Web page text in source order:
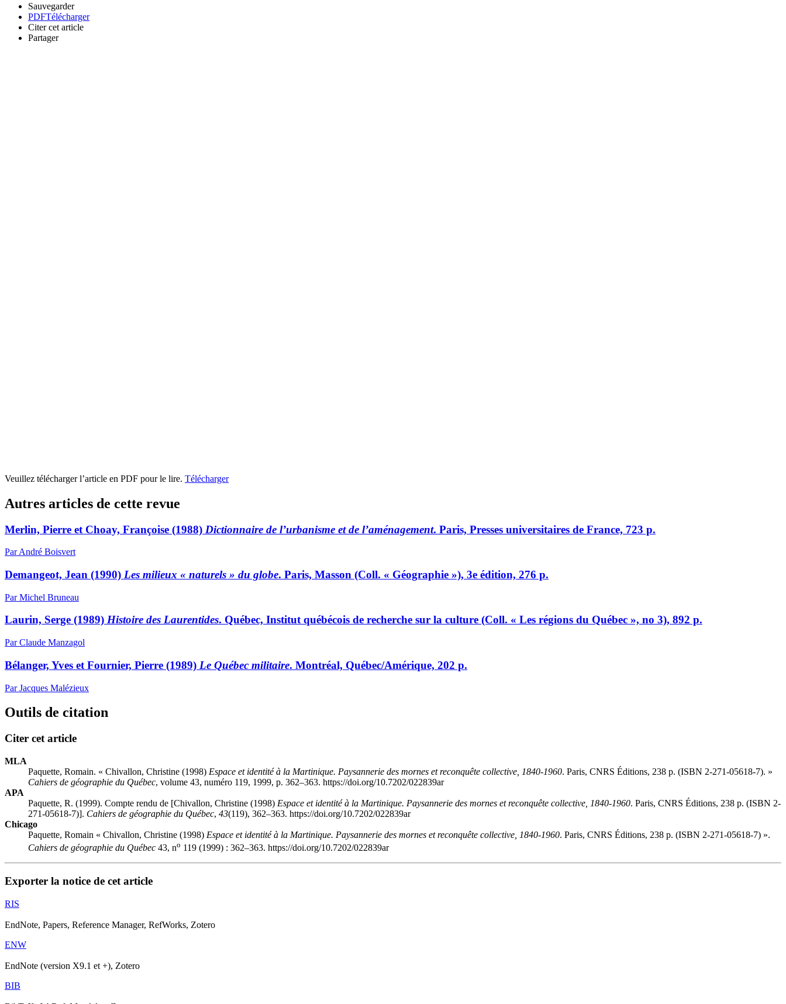
Sauvegarder
PDFTélécharger
Citer cet article
Partager
Veuillez télécharger l’article en PDF pour le lire. Télécharger
Autres articles de cette revue
Merlin, Pierre et Choay, Françoise (1988) Dictionnaire de l’urbanisme et de l’aménagement. Paris, Presses universitaires de France, 723 p.
Par André Boisvert
Demangeot, Jean (1990) Les milieux « naturels » du globe. Paris, Masson (Coll. « Géographie »), 3e édition, 276 p.
Par Michel Bruneau
Laurin, Serge (1989) Histoire des Laurentides. Québec, Institut québécois de recherche sur la culture (Coll. « Les régions du Québec », no 3), 892 p.
Par Claude Manzagol
Bélanger, Yves et Fournier, Pierre (1989) Le Québec militaire. Montréal, Québec/Amérique, 202 p.
Par Jacques Malézieux
Outils de citation
Citer cet article
MLA
Paquette, Romain. « Chivallon, Christine (1998) Espace et identité à la Martinique. Paysannerie des mornes et reconquête collective, 1840-1960. Paris, CNRS Éditions, 238 p. (ISBN 2-271-05618-7). »
Cahiers de géographie du Québec, volume 43, numéro 119, 1999, p. 362–363. https://doi.org/10.7202/022839ar
APA
Paquette, R. (1999). Compte rendu de [Chivallon, Christine (1998) Espace et identité à la Martinique. Paysannerie des mornes et reconquête collective, 1840-1960. Paris, CNRS Éditions, 238 p. (ISBN 2-
271-05618-7)]. Cahiers de géographie du Québec, 43(119), 362–363. https://doi.org/10.7202/022839ar
Chicago
Paquette, Romain « Chivallon, Christine (1998) Espace et identité à la Martinique. Paysannerie des mornes et reconquête collective, 1840-1960. Paris, CNRS Éditions, 238 p. (ISBN 2-271-05618-7) ».
Cahiers de géographie du Québec 43, no 119 (1999) : 362–363. https://doi.org/10.7202/022839ar
Exporter la notice de cet article
RIS
EndNote, Papers, Reference Manager, RefWorks, Zotero
ENW
EndNote (version X9.1 et +), Zotero
BIB